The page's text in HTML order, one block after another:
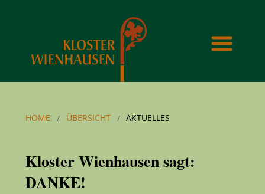
HOME ÜBERSICHT AKTUELLES
Kloster Wienhausen sagt:
DANKE!